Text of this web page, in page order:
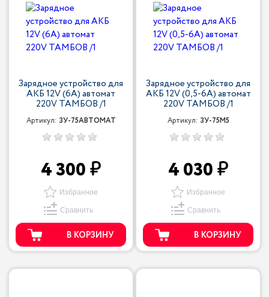
Зарядное устройство для
АКБ 12V (6A) автомат
220V ТАМБОВ /1
Артикул: ЗУ-75АВТОМАТ
4 300
Избранное
Сравнить
В КОРЗИНУ
Зарядное устройство для
АКБ 12V (0,5-6A) автомат
220V ТАМБОВ /1
Артикул: ЗУ-75М5
4 030
Избранное
Сравнить
В КОРЗИНУ